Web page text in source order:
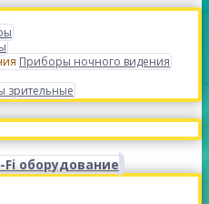
Приборы ночного видения
зрительные
оборудование